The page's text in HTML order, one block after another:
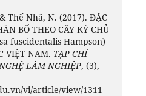
Thế Nhã, N. (2017). ĐẶC
BỐ THEO CÂY KÝ CHỦ
fuscidentalis Hampson)
VIỆT NAM. TẠP CHÍ
LÂM NGHIỆP, (3),
vi/article/view/1311